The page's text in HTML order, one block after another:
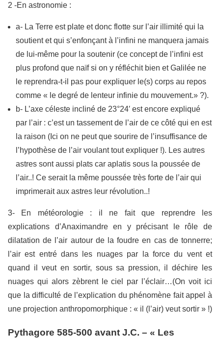
2 -En astronomie :
a- La Terre est plate et donc flotte sur l’air illimité qui la
soutient et qui s’enfonçant à l’infini ne manquera jamais
de lui-même pour la soutenir (ce concept de l’infini est
plus profond que naïf si on y réfléchit bien et Galilée ne
le reprendra-t-il pas pour expliquer le(s) corps au repos
comme « le degré de lenteur infinie du mouvement.» ?).
b- L’axe céleste incliné de 23°24′ est encore expliqué
par l’air : c’est un tassement de l’air de ce côté qui en est
la raison (Ici on ne peut que sourire de l’insuffisance de
l’hypothèse de l’air voulant tout expliquer !). Les autres
astres sont aussi plats car aplatis sous la poussée de
l’air..! Ce serait la même poussée très forte de l’air qui
imprimerait aux astres leur révolution..!
3- En météorologie : il ne fait que reprendre les
explications d’Anaximandre en y précisant le rôle de
dilatation de l’air autour de la foudre en cas de tonnerre;
l’air est entré dans les nuages par la force du vent et
quand il veut en sortir, sous sa pression, il déchire les
nuages qui alors zèbrent le ciel par l’éclair…(On voit ici
que la difficulté de l’explication du phénomène fait appel à
une projection anthropomorphique : « il (l’air) veut sortir » !)
Pythagore 585-500 avant J.C. – « Les